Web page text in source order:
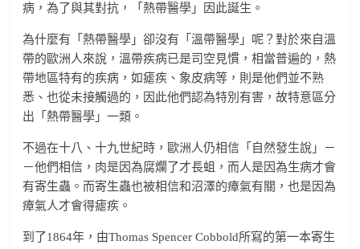
病，為了與其對抗，「熱帶醫學」因此誕生。
為什麼有「熱帶醫學」卻沒有「溫帶醫學」呢？對於來自溫
帶的歐洲人來說，溫帶疾病已是司空見慣，相當普遍的，熱
帶地區特有的疾病，如瘧疾、象皮病等，則是他們並不熟
悉、也從未接觸過的，因此他們認為特別有害，故特意區分
出「熱帶醫學」一類。
不過在十八、十九世紀時，歐洲人仍相信「自然發生說」－
－他們相信，肉是因為腐爛了才長蛆，而人是因為生病才會
有寄生蟲。而寄生蟲也被相信和沼澤的瘴氣有關，也是因為
瘴氣人才會得瘧疾。
到了1864年，由Thomas Spencer Cobbold所寫的第一本寄生